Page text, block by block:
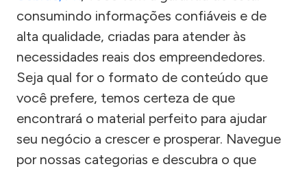
consumindo informações confiáveis e de
alta qualidade, criadas para atender às
necessidades reais dos empreendedores.
Seja qual for o formato de conteúdo que
você prefere, temos certeza de que
encontrará o material perfeito para ajudar
seu negócio a crescer e prosperar. Navegue
por nossas categorias e descubra o que